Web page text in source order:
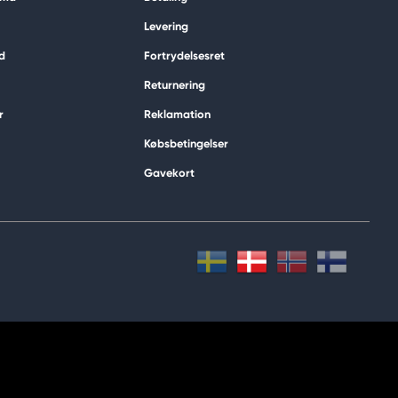
Levering
Fortrydelsesret
Returnering
Reklamation
Købsbetingelser
Gavekort